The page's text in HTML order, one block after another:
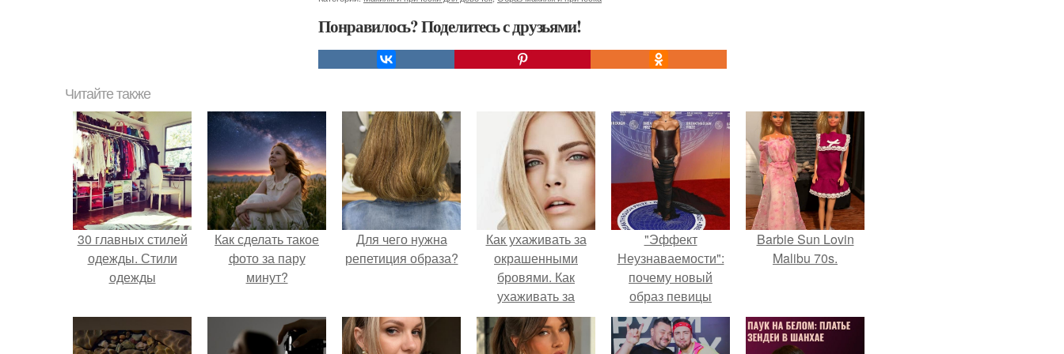
Понравилось? Поделитесь с друзьями!
Читайте также
30 главных стилей
одежды. Стили
одежды
Как сделать такое
фото за пару
минут?
Для чего нужна
репетиция образа?
Как ухаживать за
окрашенными
бровями. Как
ухаживать за
бровями после
окрашивания
"Эффект
Неузнаваемости":
почему новый
образ певицы
вызвал споры о
гранях
Barbie Sun Lovin
Malibu 70s.